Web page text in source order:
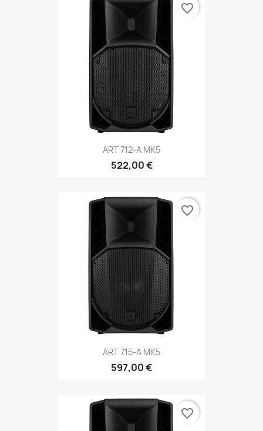
ART 712-A MK5
522,00 €
favorite_border
ART 715-A MK5
597,00 €
favorite_border
favorite_border